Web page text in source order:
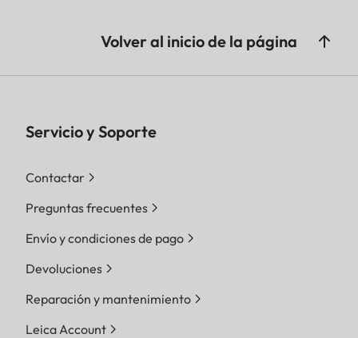
Volver al inicio de la página
Servicio y Soporte
Contactar
Preguntas frecuentes
Envío y condiciones de pago
Devoluciones
Reparación y mantenimiento
Leica Account